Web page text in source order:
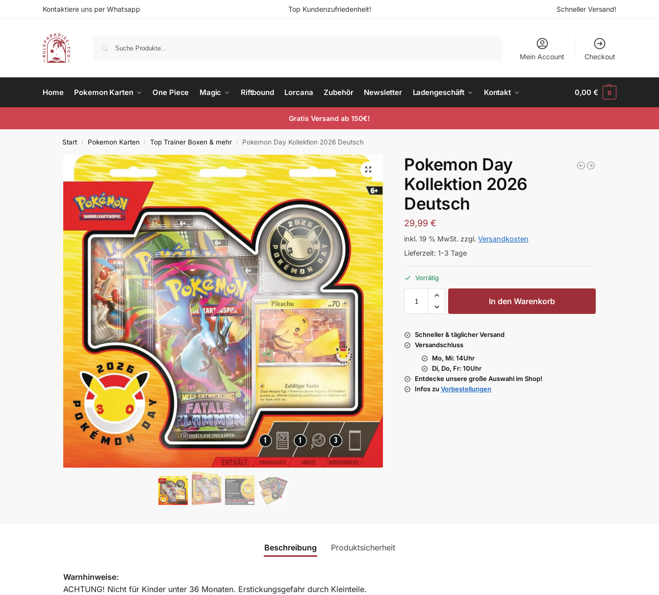
Kontaktiere uns per Whatsapp Top Kundenzufriedenheit! Schneller Versand!
Mein Account Checkout
Home Pokemon Karten One Piece Magic Riftbound Lorcana Zubehör Newsletter Ladengeschäft Kontakt 0,00€ 0
Gratis Versand ab 150€!
Start / Pokemon Karten / Top Trainer Boxen & mehr / Pokemon Day Kollektion 2026 Deutsch
Pokemon Day
Kollektion 2026
Deutsch
29,99€
inkl. 19 % MwSt. zzgl.Versandkosten
Lieferzeit:1-3 Tage
Vorrätig
In den Warenkorb
Schneller & täglicher Versand
Versandschluss
Mo, Mi: 14Uhr
Di, Do, Fr: 10Uhr
Entdecke unsere große Auswahl im Shop!
Infos zuVorbestellungen
Beschreibung Produktsicherheit
Warnhinweise:
ACHTUNG! Nicht für Kinder unter 36 Monaten. Erstickungsgefahr durch Kleinteile.